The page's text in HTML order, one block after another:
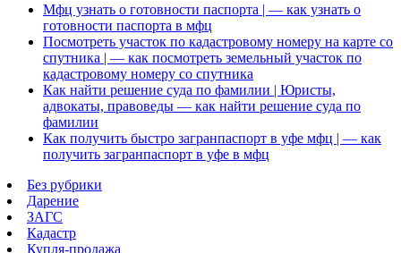
Мфц узнать о готовности паспорта | — как узнать о
готовности паспорта в мфц
Посмотреть участок по кадастровому номеру на карте со
спутника | — как посмотреть земельный участок по
кадастровому номеру со спутника
Как найти решение суда по фамилии | Юристы,
адвокаты, правоведы — как найти решение суда по
фамилии
Как получить быстро загранпаспорт в уфе мфц | — как
получить загранпаспорт в уфе в мфц
Без рубрики
Дарение
ЗАГС
Кадастр
Купля-продажа